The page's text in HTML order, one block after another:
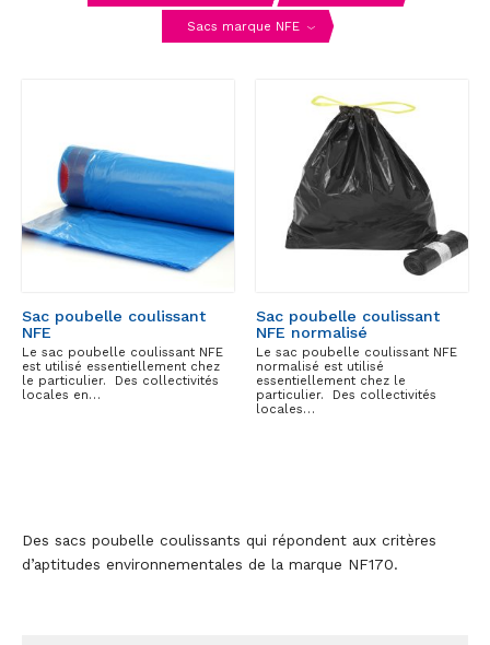
Sacs marque NFE
Sac poubelle coulissant
NFE
Le sac poubelle coulissant NFE
est utilisé essentiellement chez
le particulier. Des collectivités
locales en…
Sac poubelle coulissant
NFE normalisé
Le sac poubelle coulissant NFE
normalisé est utilisé
essentiellement chez le
particulier. Des collectivités
locales…
Des sacs poubelle coulissants qui répondent aux critères
d’aptitudes environnementales de la marque NF170.